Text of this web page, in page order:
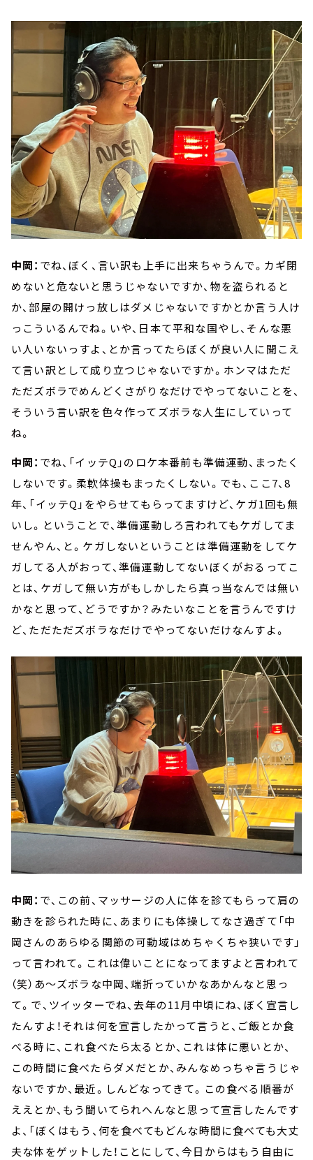
中岡： でね、ぼく、言い訳も上手に出来ちゃうんで。カギ閉
めないと危ないと思うじゃないですか、物を盗られると
か、部屋の開けっ放しはダメじゃないですかとか言う人け
っこういるんでね。いや、日本て平和な国やし、そんな悪
い人いないっすよ、とか言ってたらぼくが良い人に聞こえ
て言い訳として成り立つじゃないですか。ホンマはただ
ただズボラでめんどくさがりなだけでやってないことを、
そういう言い訳を色々作ってズボラな人生にしていって
ね。
中岡： でね、「イッテQ」のロケ本番前も準備運動、まったく
しないです。柔軟体操もまったくしない。でも、ここ7、8
年、「イッテQ」をやらせてもらってますけど、ケガ1回も無
いし。ということで、準備運動しろ言われてもケガしてま
せんやん、と。ケガしないということは準備運動をしてケ
ガしてる人がおって、準備運動してないぼくがおるってこ
とは、ケガして無い方がもしかしたら真っ当なんでは無い
かなと思って、どうですか？みたいなことを言うんですけ
ど、ただただズボラなだけでやってないだけなんすよ。
中岡： で、この前、マッサージの人に体を診てもらって肩の
動きを診られた時に、あまりにも体操してなさ過ぎて「中
岡さんのあらゆる関節の可動域はめちゃくちゃ狭いです」
って言われて。これは偉いことになってますよと言われて
（笑）あ～ズボラな中岡、端折っていかなあかんなと思っ
て。で、ツイッターでね、去年の11月中頃にね、ぼく宣言し
たんすよ！それは何を宣言したかって言うと、ご飯とか食
べる時に、これ食べたら太るとか、これは体に悪いとか、
この時間に食べたらダメだとか、みんなめっちゃ言うじゃ
ないですか、最近。しんどなってきて。この食べる順番が
ええとか、もう聞いてられへんなと思って宣言したんです
よ、「ぼくはもう、何を食べてもどんな時間に食べても大丈
夫な体をゲットした！ことにして、今日からはもう自由に